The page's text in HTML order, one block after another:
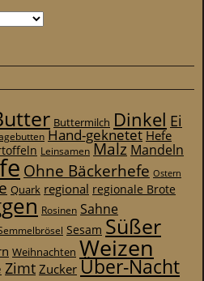
Buttermilch Dinkel Ei
Hand-geknetet Hefe
Leinsamen Malz Mandeln
Ohne Bäckerhefe Ostern
Quark regional regionale Brote
Rosinen Sahne
Sesam Süßer
Weihnachten Weizen
ZimtZuckerÜber-Nacht